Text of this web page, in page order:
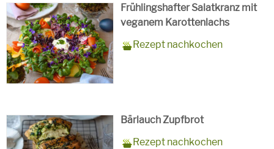
Frühlingshafter Salatkranz mit
veganem Karottenlachs
für
Schlagworte
Beilagen, Hauptspeisen, Jause,
Rezept nachkochen
Bärlauch Zupfbrot
Rezept nachkochen